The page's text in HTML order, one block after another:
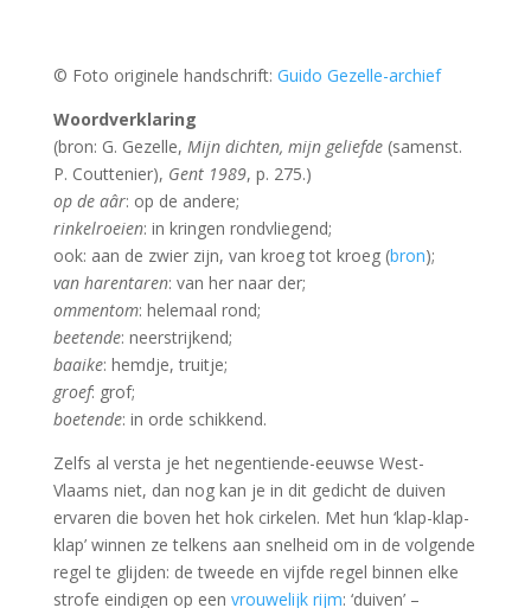
© Foto originele handschrift: Guido Gezelle-archief
Woordverklaring
(bron: G. Gezelle, Mijn dichten, mijn geliefde (samenst.
P. Couttenier), Gent 1989, p. 275.)
op de aâr: op de andere;
rinkelroeien: in kringen rondvliegend;
ook: aan de zwier zijn, van kroeg tot kroeg (bron);
van harentaren: van her naar der;
ommentom: helemaal rond;
beetende: neerstrijkend;
baaike: hemdje, truitje;
groef: grof;
boetende: in orde schikkend.
Zelfs al versta je het negentiende-eeuwse West-
Vlaams niet, dan nog kan je in dit gedicht de duiven
ervaren die boven het hok cirkelen. Met hun ‘klap-klap-
klap’ winnen ze telkens aan snelheid om in de volgende
regel te glijden: de tweede en vijfde regel binnen elke
strofe eindigen op een vrouwelijk rijm: ‘duiven’ –